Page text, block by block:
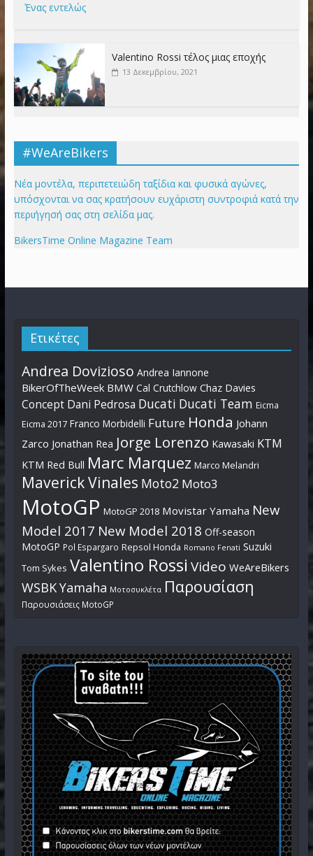
Ένας εντελώς
Valentino Rossi τέλος μιας εποχής
13 Δεκεμβρίου, 2021
#WeAreBikers
Νέα μοντέλα, περιπετειώδη ταξίδια και φυσικά αγώνες,
υπόσχονται να σας κρατήσουν ευχάριστη συντροφιά κατά την
περιήγησή σας στη σελίδα μας.
BikersTime Online Magazine Team
Ετικέτες
Andrea Dovizioso Andrea Iannone
BikerOfTheWeek BMW Cal Crutchlow Chaz Davies
Concept Dani Pedrosa Ducati Ducati Team Eicma
Eicma 2017 Franco Morbidelli Future Honda Johann
Zarco Jonathan Rea Jorge Lorenzo Kawasaki KTM
KTM Red Bull Marc Marquez Marco Melandri
Maverick Vinales Moto2 Moto3
MotoGP MotoGP 2018 Movistar Yamaha New
Model 2017 New Model 2018 Off-season
MotoGP Pol Espargaro Repsol Honda Romano Fenati Suzuki
Tom Sykes Valentino Rossi Video WeAreBikers
WSBKYamaha Μοτοσυκλέτα Παρουσίαση
Παρουσιάσεις MotoGP